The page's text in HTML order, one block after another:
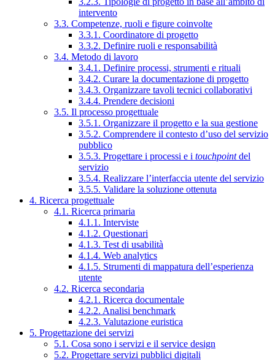
intervento
3.3. Competenze, ruoli e figure coinvolte
3.3.1. Coordinatore di progetto
3.3.2. Definire ruoli e responsabilità
3.4. Metodo di lavoro
3.4.1. Definire processi, strumenti e rituali
3.4.2. Curare la documentazione di progetto
3.4.3. Organizzare tavoli tecnici collaborativi
3.4.4. Prendere decisioni
3.5. Il processo progettuale
3.5.1. Organizzare il progetto e la sua gestione
3.5.2. Comprendere il contesto d’uso del servizio
pubblico
3.5.3. Progettare i processi e i touchpointdel
servizio
3.5.4. Realizzare l’interfaccia utente del servizio
3.5.5. Validare la soluzione ottenuta
4. Ricerca progettuale
4.1. Ricerca primaria
4.1.1. Interviste
4.1.2. Questionari
4.1.3. Test di usabilità
4.1.4. Web analytics
4.1.5. Strumenti di mappatura dell’esperienza
utente
4.2. Ricerca secondaria
4.2.1. Ricerca documentale
4.2.2. Analisi benchmark
4.2.3. Valutazione euristica
5. Progettazione dei servizi
5.1. Cosa sono i servizi e il service design
5.2. Progettare servizi pubblici digitali